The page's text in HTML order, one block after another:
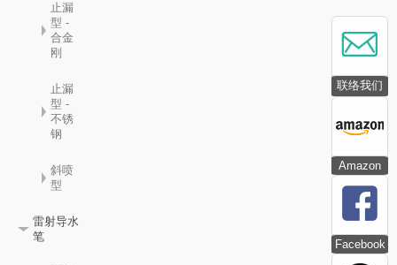
联络我们
Amazon
Facebook
止漏
型 -
合金
刚
止漏
型 -
不锈
钢
斜喷
型
雷射导水
笔